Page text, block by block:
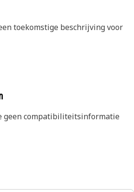
toekomstige beschrijving voor
geen compatibiliteitsinformatie